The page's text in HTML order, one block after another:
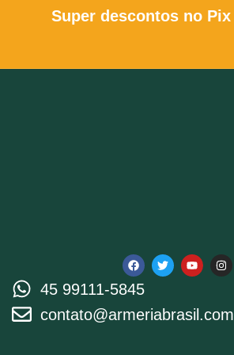
Super descontos no Pix
45 99111-5845
contato@armeriabrasil.com